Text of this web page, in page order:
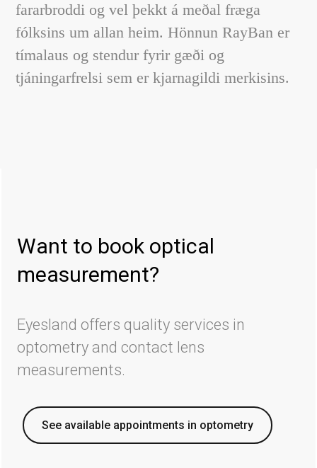
fararbroddi og vel þekkt á meðal fræga
fólksins um allan heim. Hönnun RayBan er
tímalaus og stendur fyrir gæði og
tjáningarfrelsi sem er kjarnagildi merkisins.
Want to book optical
measurement?
Eyesland offers quality services in
optometry and contact lens
measurements.
See available appointments in optometry